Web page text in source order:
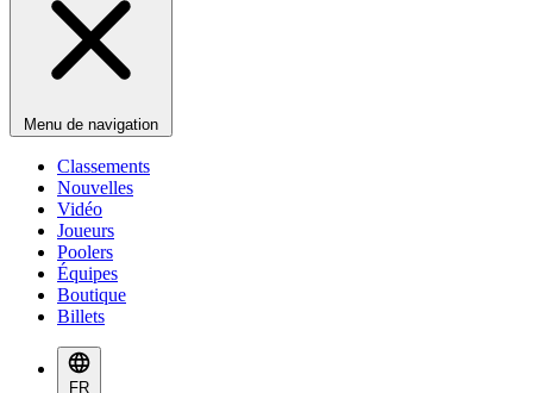
Menu de navigation
Classements
Nouvelles
Vidéo
Joueurs
Poolers
Équipes
Boutique
Billets
FR